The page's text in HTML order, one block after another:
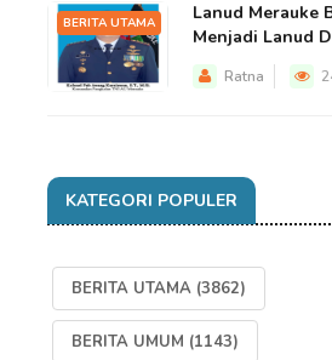
BERITA UTAMA
Lanud Merauke
Menjadi Lanud
Ratna
KATEGORI POPULER
BERITA UTAMA (3862)
BERITA UMUM (1143)